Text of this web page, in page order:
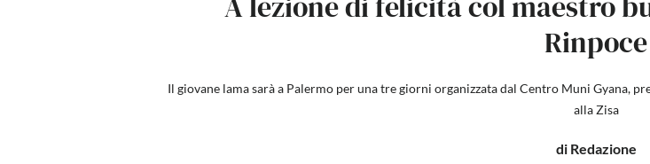
Rinpoce
Il giovane lama sarà a Palermo per una tre giorni organizzata dal Centro Muni Gyana,
alla Zisa
di Redazione